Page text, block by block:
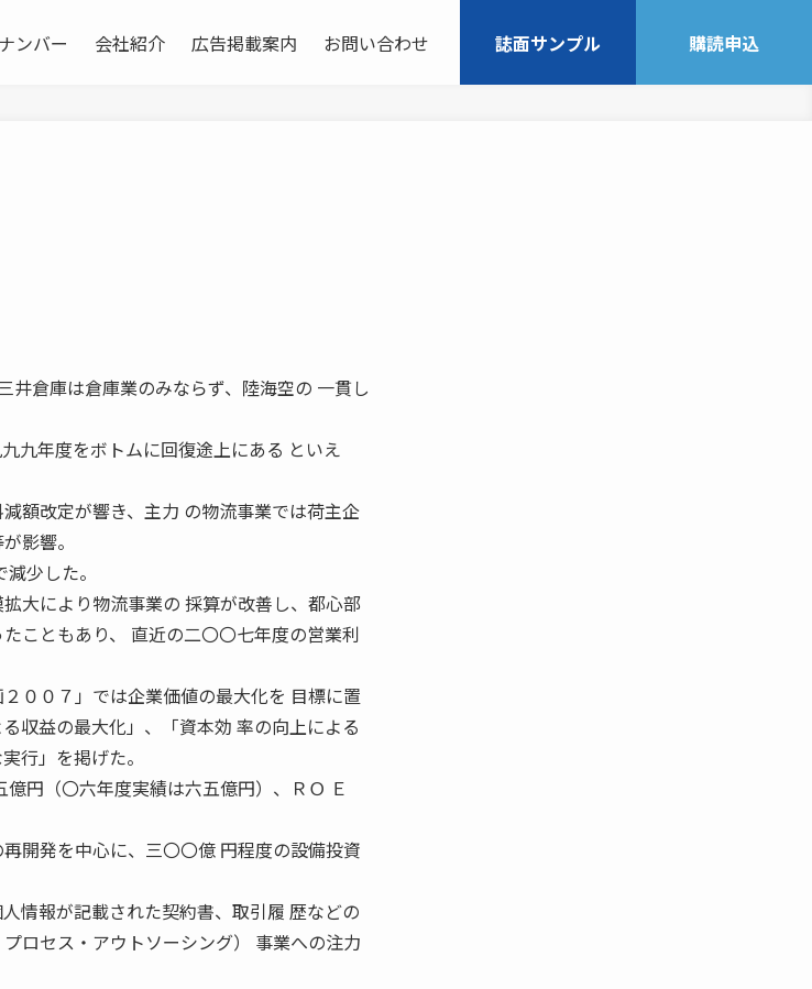
ンバー 会社紹介 広告掲載案内 お問い合わせ 誌面サンプル 購読申込
庫は倉庫業のみならず、陸海空の 一貫し
九年度をボトムに回復途上にある といえ
額改定が響き、主力 の物流事業では荷主企
影響。
少した。
大により物流事業の 採算が改善し、都心部
こともあり、 直近の二〇〇七年度の営業利
００７」では企業価値の最大化を 目標に置
収益の最大化」、「資本効 率の向上による
行」を掲げた。
円（〇六年度実績は六五億円）、ＲＯ Ｅ
開発を中心に、三〇〇億 円程度の設備投資
情報が記載された契約書、取引履 歴などの
ロセス・アウトソーシング） 事業への注力